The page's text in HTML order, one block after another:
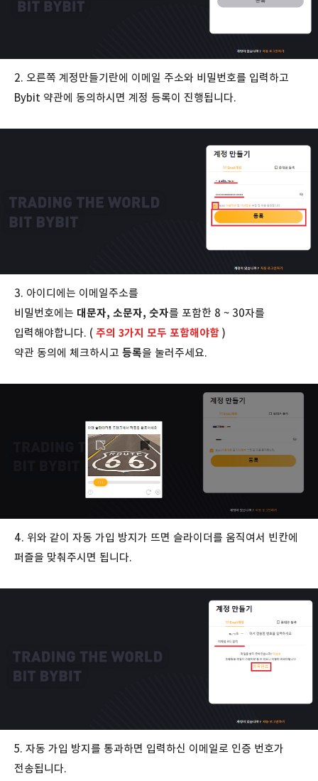
2. 오른쪽 계정만들기란에 이메일 주소와 비밀번호를 입력하고
Bybit 약관에 동의하시면 계정 등록이 진행됩니다.
3. 아이디에는 이메일주소를
비밀번호에는 대문자, 소문자, 숫자를 포함한 8 ~ 30자를
입력해야합니다. ( 주의 3가지 모두 포함해야함 )
약관 동의에 체크하시고 등록을 눌러주세요.
4. 위와 같이 자동 가입 방지가 뜨면 슬라이더를 움직여서 빈칸에
퍼즐을 맞춰주시면 됩니다.
5. 자동 가입 방지를 통과하면 입력하신 이메일로 인증 번호가
전송됩니다.